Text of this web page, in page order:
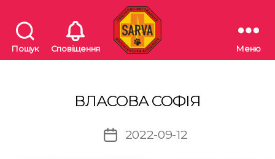
Пошук Сповіщення
"SARVA"
волонтерська
асоціація
Меню
ВЛАСОВА СОФІЯ
Дата2022-09-12